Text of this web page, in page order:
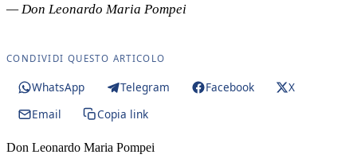
— Don Leonardo Maria Pompei
CONDIVIDI QUESTO ARTICOLO
WhatsApp Telegram Facebook
X
Email
Copia link
Don Leonardo Maria Pompei